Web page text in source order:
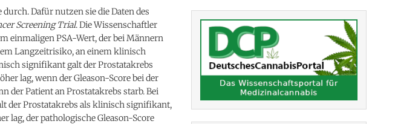
Dafür nutzen sie die Daten des
Screening Trial. Die Wissenschaftler
einmaligen PSA-Wert, der bei Männern
Langzeitrisiko, an einem klinisch
signifikant galt der Prostatakrebs
lag, wenn der Gleason-Score bei der
der Patient an Prostatakrebs starb. Bei
der Prostatakrebs als klinisch signifikant,
lag, der pathologische Gleason-Score